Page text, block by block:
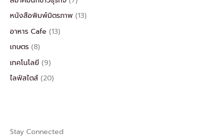
หนังสือพิมพ์มิตรภาพ (13)
อาหาร Cafe (13)
เกษตร (8)
เทคโนโลยี (9)
ไลฟ์สไตส์ (20)
Stay Connected